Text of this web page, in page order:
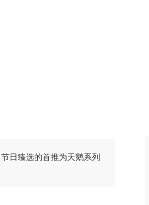
日臻选的首推为天鹅系列